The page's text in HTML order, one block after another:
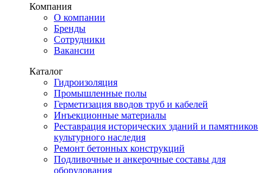
Компания
О компании
Бренды
Сотрудники
Вакансии
Каталог
Гидроизоляция
Промышленные полы
Герметизация вводов труб и кабелей
Инъекционные материалы
Реставрация исторических зданий и памятников
культурного наследия
Ремонт бетонных конструкций
Подливочные и анкерочные составы для
оборудования